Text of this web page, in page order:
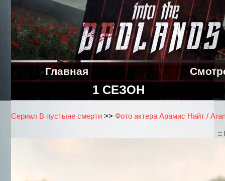
Главная
1 СЕЗОН
Сериал В пустыне смерти>> Фото актера Арамис Найт /
::